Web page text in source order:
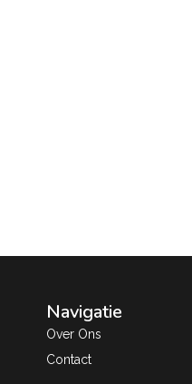
Navigatie
Over Ons
Contact